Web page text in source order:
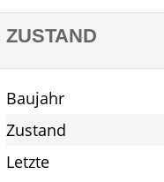
ZUSTAND
Baujahr
Zustand
Letzte